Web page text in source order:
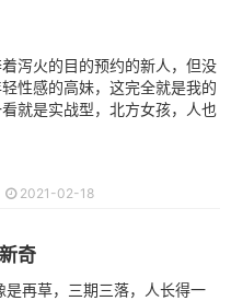
泻火的目的预约的新人，但没
性感的高妹，这完全就是我的
就是实战型，北方女孩，人也
2021-02-18
奇
再草，三期三落，人长得一